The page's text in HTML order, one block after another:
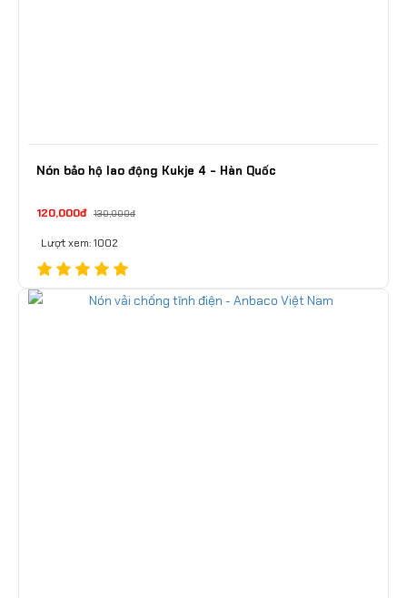
Nón bảo hộ lao động Kukje 4 - Hàn Quốc
120,000đ 130,000đ
Lượt xem: 1002